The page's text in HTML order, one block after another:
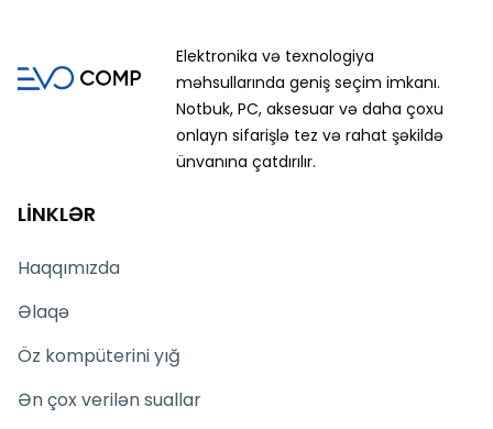
Elektronika və texnologiya
məhsullarında geniş seçim imkanı.
Notbuk, PC, aksesuar və daha çoxu
onlayn sifarişlə tez və rahat şəkildə
ünvanına çatdırılır.
LİNKLƏR
Haqqımızda
Əlaqə
Öz kompüterini yığ
Ən çox verilən suallar